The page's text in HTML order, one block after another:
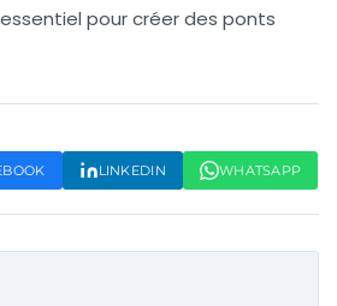
pour créer des ponts
LINKEDIN WHATSAPP